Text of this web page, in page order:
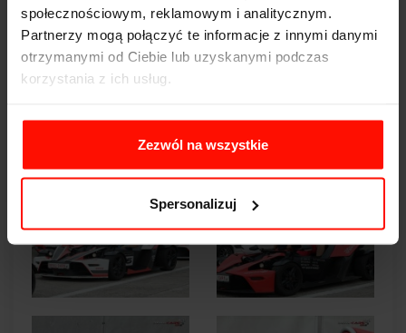
społecznościowym, reklamowym i analitycznym.
Partnerzy mogą połączyć te informacje z innymi danymi
otrzymanymi od Ciebie lub uzyskanymi podczas
korzystania z ich usług.
Zezwól na wszystkie
Spersonalizuj